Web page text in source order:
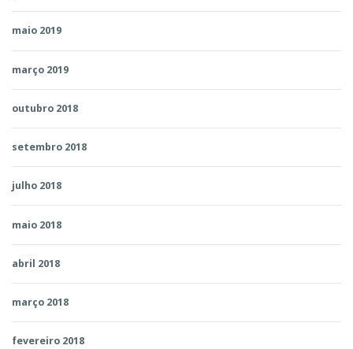
maio 2019
março 2019
outubro 2018
setembro 2018
julho 2018
maio 2018
abril 2018
março 2018
fevereiro 2018